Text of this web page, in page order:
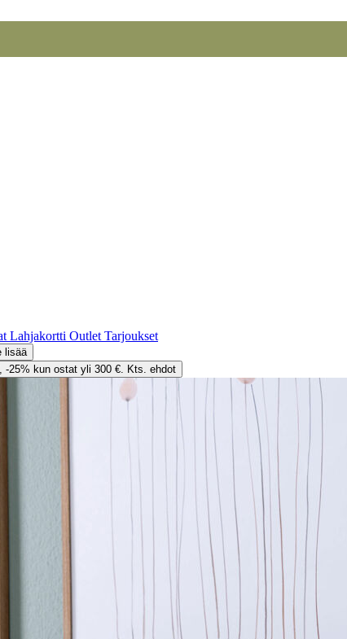
Lahjakortti Outlet Tarjoukset
lisää
-25% kun ostat yli 300 €. Kts. ehdot